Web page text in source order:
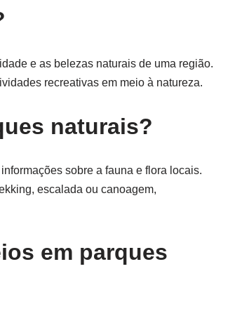
e as belezas naturais de uma região.
recreativas em meio à natureza.
naturais?
sobre a fauna e flora locais.
escalada ou canoagem,
em parques